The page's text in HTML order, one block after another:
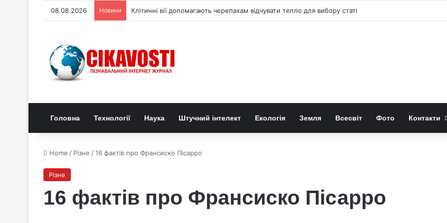
08.08.2026 Новини Клітинні вії допомагають черепахам відчувати тепло для вибору статі
Головна Технології Наука Штучний інтелект Екологія Земля Всесвіт Фото Контакти
Home / Різне /16 фактів про Франсиско Пісарро
Різне
16 фактів про Франсиско Пісарро